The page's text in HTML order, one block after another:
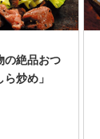
の絶品おつ
炒め」